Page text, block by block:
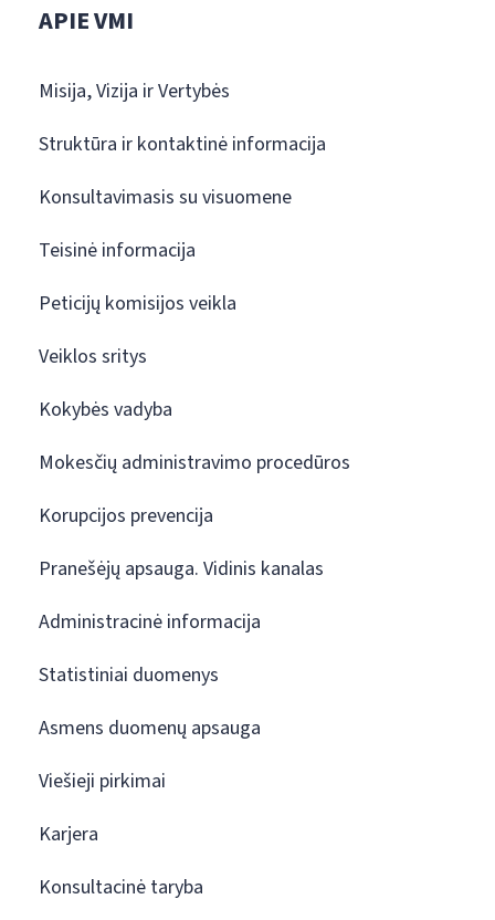
APIE VMI
Misija, Vizija ir Vertybės
Struktūra ir kontaktinė informacija
Konsultavimasis su visuomene
Teisinė informacija
Peticijų komisijos veikla
Veiklos sritys
Kokybės vadyba
Mokesčių administravimo procedūros
Korupcijos prevencija
Pranešėjų apsauga. Vidinis kanalas
Administracinė informacija
Statistiniai duomenys
Asmens duomenų apsauga
Viešieji pirkimai
Karjera
Konsultacinė taryba